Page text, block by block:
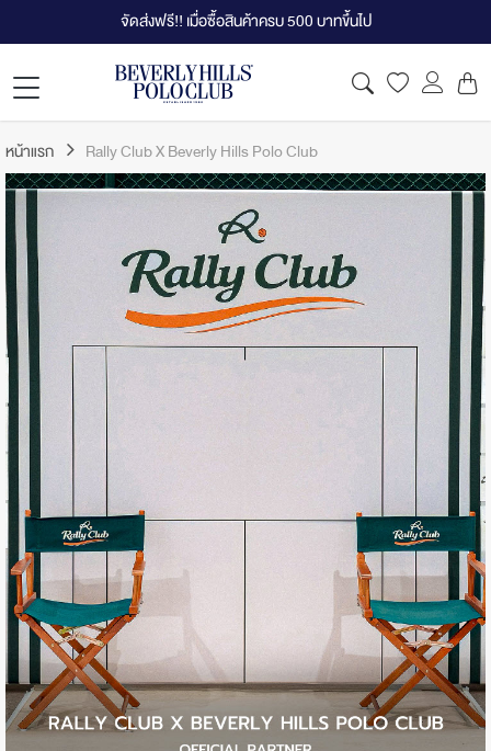
จัดส่งฟรี!! เมื่อซื้อสินค้าครบ 500 บาทขึ้นไป
หน้าแรก Rally Club X Beverly Hills Polo Club